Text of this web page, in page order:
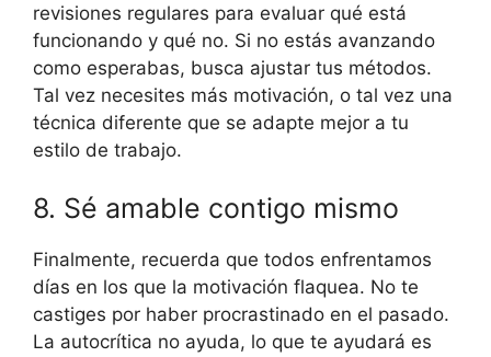
revisiones regulares para evaluar qué está
funcionando y qué no. Si no estás avanzando
como esperabas, busca ajustar tus métodos.
Tal vez necesites más motivación, o tal vez una
técnica diferente que se adapte mejor a tu
estilo de trabajo.
8. Sé amable contigo mismo
Finalmente, recuerda que todos enfrentamos
días en los que la motivación flaquea. No te
castiges por haber procrastinado en el pasado.
La autocrítica no ayuda, lo que te ayudará es